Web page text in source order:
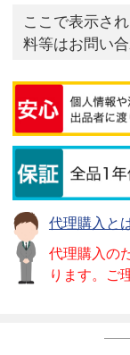
ここで表示さ
料等はお問い
代理購入と
代理購入の
ります。ご